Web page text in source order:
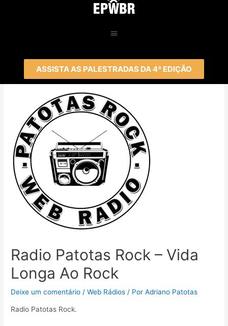
ASSISTA AS PALESTRADAS DA 4ª EDIÇÃO
Radio Patotas Rock – Vida
Longa Ao Rock
Deixe um comentário /Web Rádios / PorAdriano Patotas
Radio Patotas Rock.